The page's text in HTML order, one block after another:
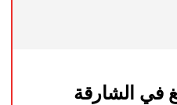
في الشارقة